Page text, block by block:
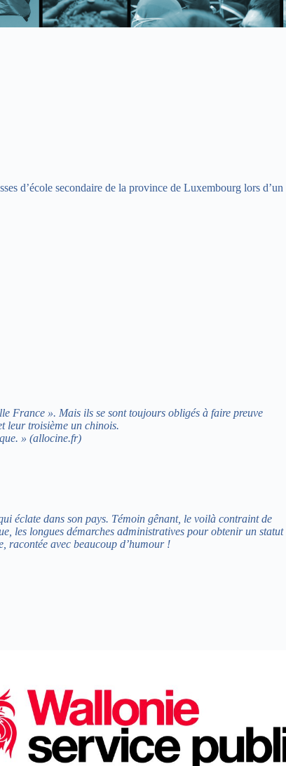
d’école secondaire de la province de Luxembourg lors d’un
France ». Mais ils se sont toujours obligés à faire preuve
leur troisième un chinois.
» (allocine.fr)
éclate dans son pays. Témoin gênant, le voilà contraint de
les longues démarches administratives pour obtenir un statut
racontée avec beaucoup d’humour !